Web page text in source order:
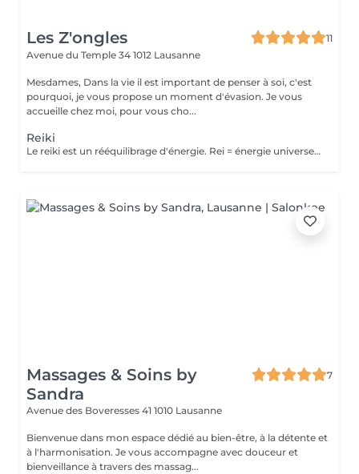
Les Z'ongles
11
Avenue du Temple 34 1012 Lausanne
Mesdames, Dans la vie il est important de penser à soi, c'est
pourquoi, je vous propose un moment d'évasion. Je vous
accueille chez moi, pour vous cho...
Reiki
Le reiki est un rééquilibrage d'énergie. Rei = énergie universelle Ki = notre propre énergie La séance de Reiki s'effectue par imposition des mains et sur tout le corps. Vous êtes habillé et couché sur la table de massage. L'énergie qui passera entre vous et moi, par mes mains, peut traiter les pathologies physiques, mentales, émotionnelles ou spirituelles. Une séance de Reiki peut avoir des effets bénéfiques sur : - Rééquilibrage des énergies - Augmentation d'énergie - Relâchement des tensions - Profonde relaxation - Stress - Angoisse Le Reiki ne remplace pas un traitement médical, ni une consultation chez votre médecin, mais est un complément idéal à divers traitements ou thérapies.
Massages & Soins by
Sandra
7
Avenue des Boveresses 41 1010 Lausanne
Bienvenue dans mon espace dédié au bien-être, à la détente et
à l'harmonisation. Je vous accompagne avec douceur et
bienveillance à travers des massag...